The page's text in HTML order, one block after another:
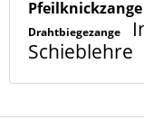
Pfeilknickzange
Drahtbiegezange
Schieblehre